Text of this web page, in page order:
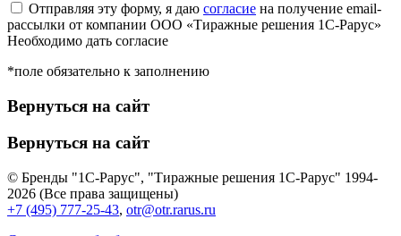
Отправляя эту форму, я даю согласие на получение email-
рассылки от компании ООО «Тиражные решения 1С-Рарус»
Необходимо дать согласие
*поле обязательно к заполнению
Вернуться на сайт
Вернуться на сайт
© Бренды "1С-Рарус", "Тиражные решения 1С-Рарус" 1994-
2026 (Все права защищены)
+7 (495) 777-25-43, otr@otr.rarus.ru